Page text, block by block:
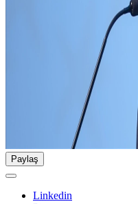
Paylaş
Linkedin